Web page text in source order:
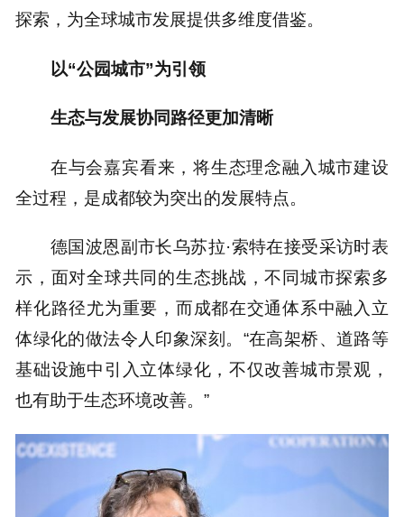
探索，为全球城市发展提供多维度借鉴。
以“公园城市”为引领
生态与发展协同路径更加清晰
在与会嘉宾看来，将生态理念融入城市建设
全过程，是成都较为突出的发展特点。
德国波恩副市长乌苏拉·索特在接受采访时表
示，面对全球共同的生态挑战，不同城市探索多
样化路径尤为重要，而成都在交通体系中融入立
体绿化的做法令人印象深刻。“在高架桥、道路等
基础设施中引入立体绿化，不仅改善城市景观，
也有助于生态环境改善。”